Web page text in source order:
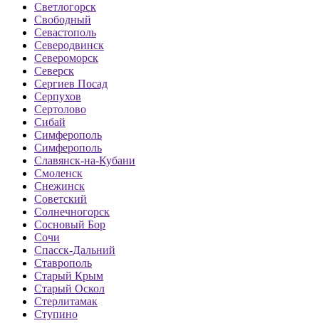
Светлогорск
Свободный
Севастополь
Северодвинск
Североморск
Северск
Сергиев Посад
Серпухов
Сертолово
Сибай
Симферополь
Симферополь
Славянск-на-Кубани
Смоленск
Снежинск
Советский
Солнечногорск
Сосновый Бор
Сочи
Спасск-Дальний
Ставрополь
Старый Крым
Старый Оскол
Стерлитамак
Ступино